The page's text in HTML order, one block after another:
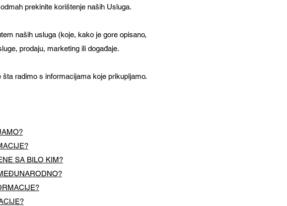
prekinite korištenje naših Usluga.
naših usluga (koje, kako je gore opisano,
prodaju, marketing ili događaje.
radimo s informacijama koje prikupljamo.
SA BILO KIM?